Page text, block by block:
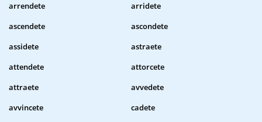
arrendete
arridete
ascendete
ascondete
assidete
astraete
attendete
attorcete
attraete
avvedete
avvincete
cadete